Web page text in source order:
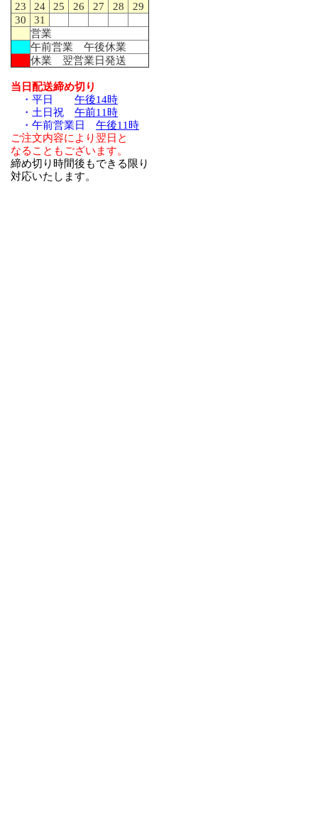
23
24 25 26 27 28
29
30
31
営業
午前営業 午後休業
休業 翌営業日発送
当日配送締め切り
・平日 午後14時
・土日祝 午前11時
・午前営業日 午後11時
ご注文内容により翌日と
なることもございます。
締め切り時間後もできる限り
対応いたします。